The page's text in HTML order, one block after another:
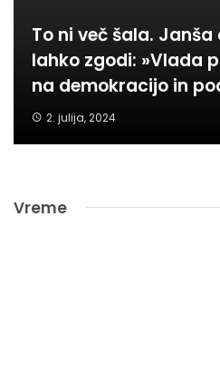
To ni več šala. Janša
lahko zgodi: »Vlada
na demokracijo in
2. julija, 2024
Vreme